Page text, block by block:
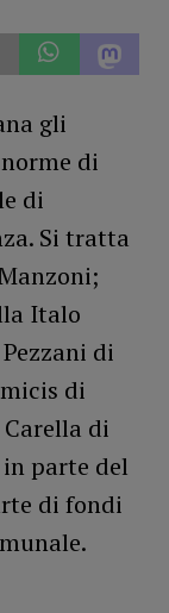
gli
di
di
Si tratta
Italo
di
di
di
parte del
di fondi